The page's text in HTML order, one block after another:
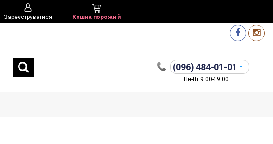
Зареєструватися Кошик порожній
(096) 484-01-01
Пн-Пт 9:00-19:00